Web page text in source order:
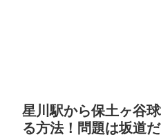
星川駅から保土ヶ谷
る方法！問題は坂道だ